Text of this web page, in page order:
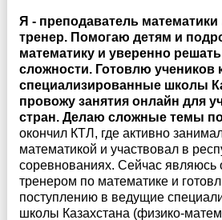
Я - преподаватель
тренер. Помогаю детям и
математику и уверенно
сложности. Готовлю учеников
специализированные школы
провожу занятия онлайн для
стран. Делаю сложные темы
окончил КТЛ, где активно
математикой и участвовал в
соревнованиях. Сейчас
тренером по математике и
поступлению в ведущие
школы Казахстана (физико-